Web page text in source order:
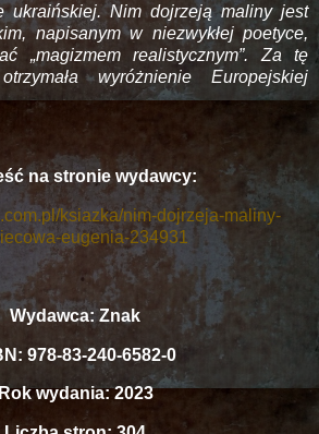
ukraińskiej. Nim dojrzeją maliny jest
napisanym w niezwykłej poetyce,
„magizmem realistycznym”. Za tę
wyróżnienie Europejskiej
na stronie wydawcy:
ksiazka/nim-dojrzeja-maliny-
eugenia-234931
Wydawca: Znak
978-83-240-6582-0
wydania: 2023